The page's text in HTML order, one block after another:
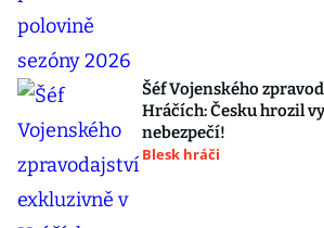
Šéf Vojenského
Hráčích: Česku hrozil
nebezpečí!
Blesk hráči